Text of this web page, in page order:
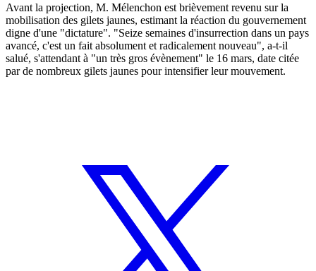
Avant la projection, M. Mélenchon est brièvement revenu sur la
mobilisation des gilets jaunes, estimant la réaction du gouvernement
digne d'une "dictature". "Seize semaines d'insurrection dans un pays
avancé, c'est un fait absolument et radicalement nouveau", a-t-il
salué, s'attendant à "un très gros évènement" le 16 mars, date citée
par de nombreux gilets jaunes pour intensifier leur mouvement.